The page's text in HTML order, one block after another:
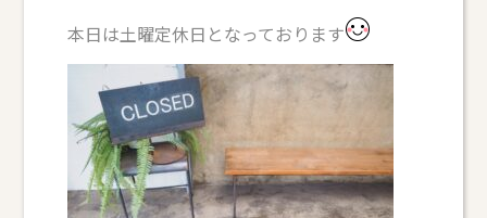
本日は土曜定休日となっております